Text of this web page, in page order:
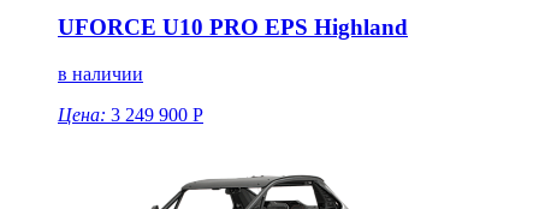
UFORCE U10 PRO EPS Highland
в наличии
Цена: 3 249 900 Р